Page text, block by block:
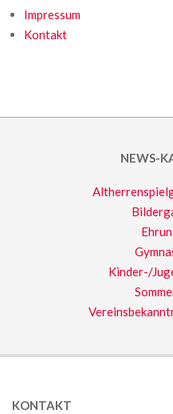
Impressum
Kontakt
NEWS-
Kinder-/
KONTAKT